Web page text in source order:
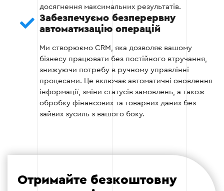
Внесення коригувань на основі результатів
тестування.
Етап 4
який вимагає пильного контролю.
досягнення максимальних результатів.
Забезпечуємо безперервну
автоматизацію операцій
Ми створюємо CRM, яка дозволяє вашому
бізнесу працювати без постійного втручання,
знижуючи потребу в ручному управлінні
процесами. Це включає автоматичні оновлення
інформації, зміни статусів замовлень, а також
обробку фінансових та товарних даних без
зайвих зусиль з вашого боку.
Отримайте безкоштовну